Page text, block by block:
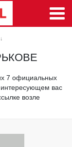
↓
7 официальных
интересующем вас
возле